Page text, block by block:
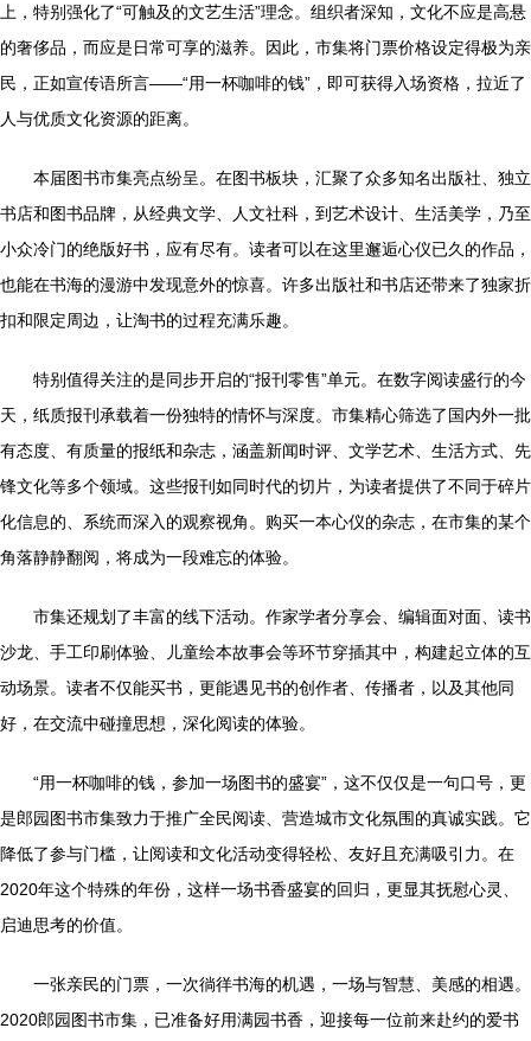
上，特别强化了“可触及的文艺生活”理念。组织者深知，文化不应是高悬
的奢侈品，而应是日常可享的滋养。因此，市集将门票价格设定得极为亲
民，正如宣传语所言——“用一杯咖啡的钱”，即可获得入场资格，拉近了
人与优质文化资源的距离。
本届图书市集亮点纷呈。在图书板块，汇聚了众多知名出版社、独立
书店和图书品牌，从经典文学、人文社科，到艺术设计、生活美学，乃至
小众冷门的绝版好书，应有尽有。读者可以在这里邂逅心仪已久的作品，
也能在书海的漫游中发现意外的惊喜。许多出版社和书店还带来了独家折
扣和限定周边，让淘书的过程充满乐趣。
特别值得关注的是同步开启的“报刊零售”单元。在数字阅读盛行的今
天，纸质报刊承载着一份独特的情怀与深度。市集精心筛选了国内外一批
有态度、有质量的报纸和杂志，涵盖新闻时评、文学艺术、生活方式、先
锋文化等多个领域。这些报刊如同时代的切片，为读者提供了不同于碎片
化信息的、系统而深入的观察视角。购买一本心仪的杂志，在市集的某个
角落静静翻阅，将成为一段难忘的体验。
市集还规划了丰富的线下活动。作家学者分享会、编辑面对面、读书
沙龙、手工印刷体验、儿童绘本故事会等环节穿插其中，构建起立体的互
动场景。读者不仅能买书，更能遇见书的创作者、传播者，以及其他同
好，在交流中碰撞思想，深化阅读的体验。
“用一杯咖啡的钱，参加一场图书的盛宴”，这不仅仅是一句口号，更
是郎园图书市集致力于推广全民阅读、营造城市文化氛围的真诚实践。它
降低了参与门槛，让阅读和文化活动变得轻松、友好且充满吸引力。在
2020年这个特殊的年份，这样一场书香盛宴的回归，更显其抚慰心灵、
启迪思考的价值。
一张亲民的门票，一次徜徉书海的机遇，一场与智慧、美感的相遇。
2020郎园图书市集，已准备好用满园书香，迎接每一位前来赴约的爱书